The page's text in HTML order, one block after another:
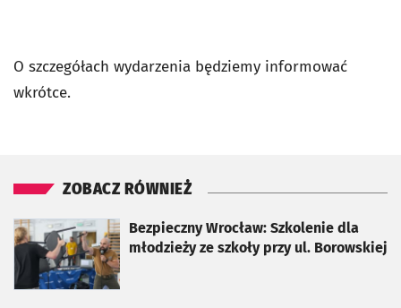
O szczegółach wydarzenia będziemy informować
wkrótce.
ZOBACZ RÓWNIEŻ
Bezpieczny Wrocław: Szkolenie dla
młodzieży ze szkoły przy ul. Borowskiej
otworzy się w nowej karcie